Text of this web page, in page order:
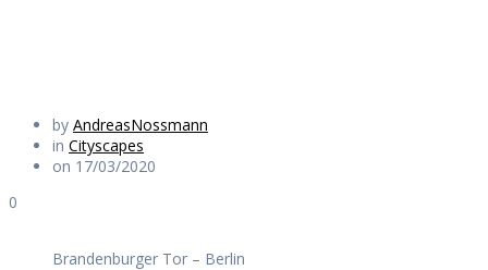
by AndreasNossmann
in Cityscapes
on 17/03/2020
0
Brandenburger Tor – Berlin